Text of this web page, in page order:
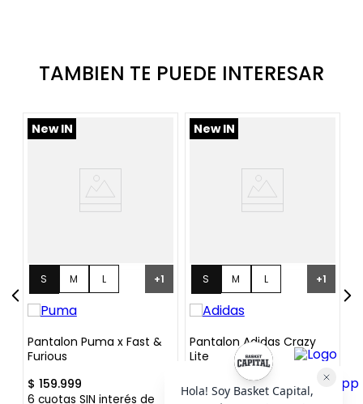
TAMBIEN TE PUEDE INTERESAR
New IN
S L
M
XL
+1
Pantalon Puma x Fast &
Furious
$ 159.999
6 cuotas SIN interés de
New IN
S L
M
XL
+1
Pantalon Adidas Crazy
Lite
$ 129 999
6cuotas SIN interés de
$